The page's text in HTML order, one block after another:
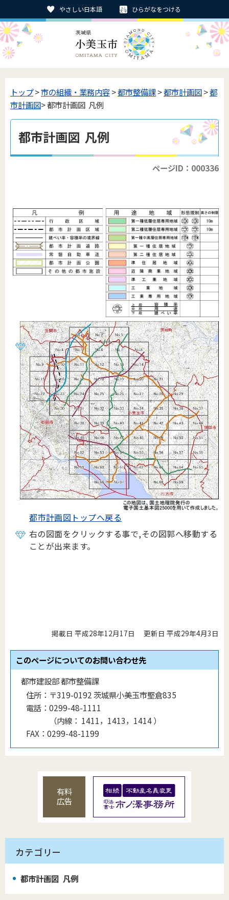
やさしい日本語 ひらがなをつける
トップ>市の組織・業務内容>都市整備課>都市計画図>都
市計画図> 都市計画図 凡例
都市計画図 凡例
ページID：000336
都市計画図トップへ戻る
右の図面をクリックする事で,その図郭へ移動する
ことが出来ます。
掲載日 平成28年12月17日 更新日 平成29年4月3日
このページについてのお問い合わせ先
都市建設部 都市整備課
住所： 〒319-0192 茨城県小美玉市堅倉835
電話： 0299-48-1111
（内線 ： 1411，1413，1414）
FAX： 0299-48-1199
有料
広告
カテゴリー
都市計画図 凡例